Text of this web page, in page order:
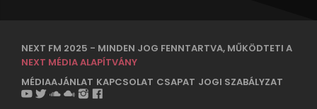
NEXT FM 2025 - MINDEN JOG FENNTARTVA, MŰKÖDTETI A
NEXT MÉDIA ALAPÍTVÁNY
MÉDIAAJÁNLAT KAPCSOLAT CSAPAT JOGI SZABÁLYZAT